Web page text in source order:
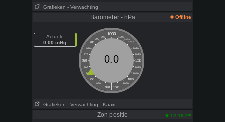
Grafieken - Verwachting
Barometer - hPa Offline
Actuele
0.00 inHg
1000
995 1005
990
1010
985
1015
980
1020
975
1025
970
1030
965
1035
960
1040
955
1045
950
1050
|
940 1060
0.0
Grafieken - Verwachting - Kaart
Zon positie 12:18 pm